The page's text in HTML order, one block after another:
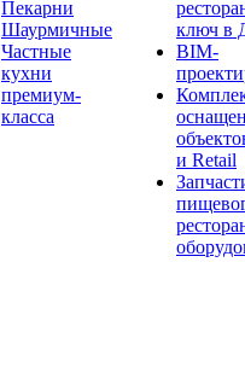
Пекарни
Шаурмичные
Частные
кухни
премиум-
класса
ключ в
BIM-
и Retail